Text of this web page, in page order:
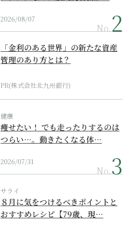
2026/08/07
No.
「金利のある世界」の新たな資産
管理のあり方とは？
PR(株式会社北九州銀行)
健康
痩せたい！ でも走ったりするのは
つらい…。動きたくなる体…
2026/07/31
No.
サライ
８月に気をつけるべきポイントと
おすすめレシピ【79歳、現…